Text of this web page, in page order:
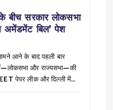
के बीच सरकार लोकसभा
अमेंडमेंट बिल’ पेश
आने के बाद पहली बार
और राज्यसभा—की
पेपर लीक और दिल्ली में…